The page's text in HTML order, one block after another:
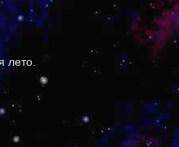
лето.